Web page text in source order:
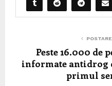
Peste 16.000 de
informate antidrog
primul